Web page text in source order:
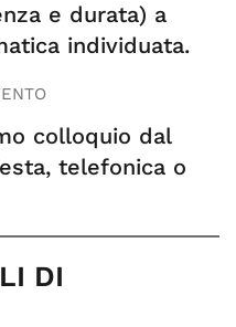
e durata) a
individuata.
colloquio dal
telefonica o
DI